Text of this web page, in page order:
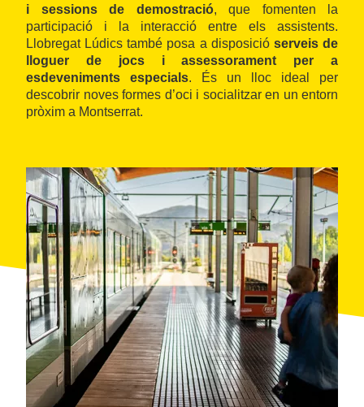
i sessions de demostració, que fomenten la
participació i la interacció entre els assistents.
Llobregat Lúdics també posa a disposició serveis de
lloguer de jocs i assessorament per a
esdeveniments especials. És un lloc ideal per
descobrir noves formes d’oci i socialitzar en un entorn
pròxim a Montserrat.